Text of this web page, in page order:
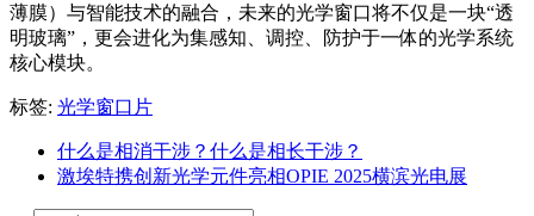
薄膜）与智能技术的融合，未来的光学窗口将不仅是一块“透
明玻璃”，更会进化为集感知、调控、防护于一体的光学系统
核心模块。
标签: 光学窗口片
什么是相消干涉？什么是相长干涉？
激埃特携创新光学元件亮相OPIE 2025横滨光电展